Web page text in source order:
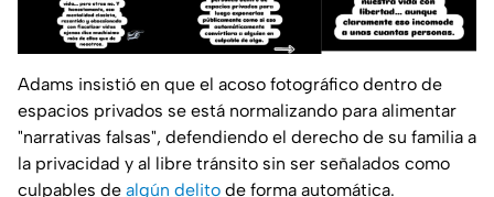
Adams insistió en que el acoso fotográfico dentro de
espacios privados se está normalizando para alimentar
"narrativas falsas", defendiendo el derecho de su familia a
la privacidad y al libre tránsito sin ser señalados como
culpables de algún delito de forma automática.